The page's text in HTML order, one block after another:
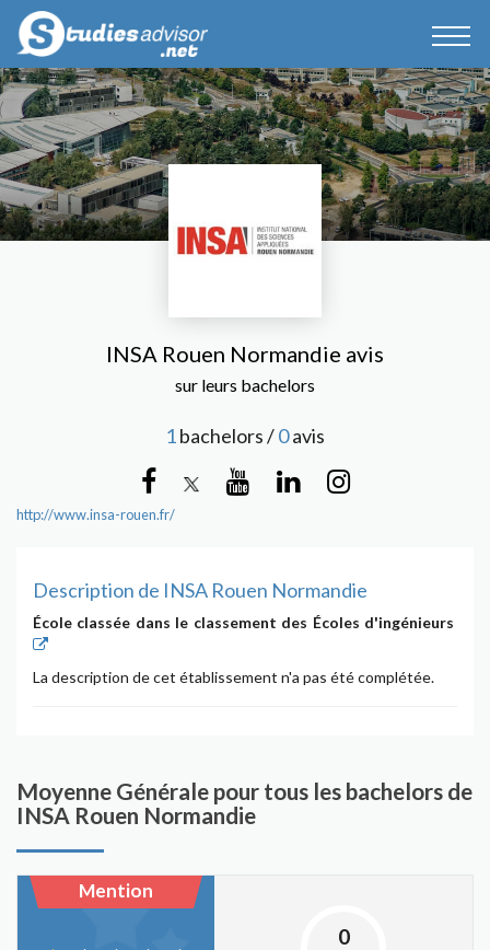
INSA Rouen Normandie avis
sur leurs bachelors
1bachelors /0avis
http://www.insa-rouen.fr/
Description de INSA Rouen Normandie
École classée dans le classement des Écoles d'ingénieurs
La description de cet établissement n'a pas été complétée.
Moyenne Générale pour tous les bachelors de
INSA Rouen Normandie
Mention
0